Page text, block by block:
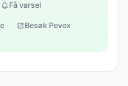
Få varsel
Besøk Pevex